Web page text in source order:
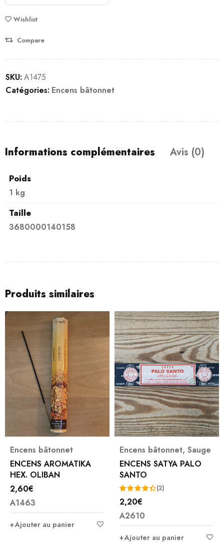
Wishlist
Compare
SKU: A1475
Catégories: Encens bâtonnet
Informations complémentaires Avis (0)
Poids
1 kg
Taille
3680000140158
Produits similaires
Encens bâtonnet
ENCENS AROMATIKA
HEX. OLIBAN
2,60€
A1463
Ajouter au panier
Encens bâtonnet, Sauge
ENCENS SATYA PALO
SANTO
Note
4.50
sur 5
(2)
2,20€
A2610
Ajouter au panier